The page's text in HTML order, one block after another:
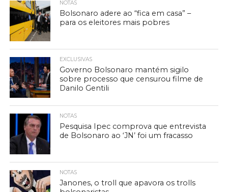
NOTAS
Bolsonaro adere ao “fica em casa” –
para os eleitores mais pobres
EXCLUSIVAS
Governo Bolsonaro mantém sigilo
sobre processo que censurou filme de
Danilo Gentili
NOTAS
Pesquisa Ipec comprova que entrevista
de Bolsonaro ao ‘JN’ foi um fracasso
NOTAS
Janones, o troll que apavora os trolls